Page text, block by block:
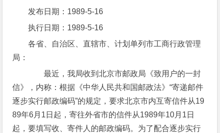
发布日期：1989-5-16
执行日期：1989-5-16
各省、自治区、直辖市、计划单列市工商行政管理
局：
最近，我局收到北京市邮政局《致用户的一封
信》，内称：根据《中华人民共和国邮政法》“寄递邮件
逐步实行邮政编码”的规定，要求北京市内互寄信件从19
89年6月1日起，寄往外省市的信件从1989年10月1日
起，要填写收、寄件人的邮政编码。为了配合逐步实行